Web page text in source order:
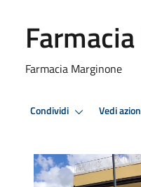
Farmacia Marginone
Condividi Vedi